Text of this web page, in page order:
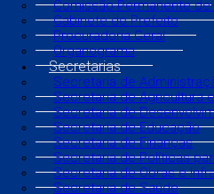
Comissão Permanente
Gabinete do Prefeito
Procuradoria Geral
Organograma
Secretarias
Secretaria de
Secretaria de Agricultura
Secretaria de
Secretaria de Educação
Secretaria de Finanças
Secretaria de Políticas
Secretaria de Obras e
Secretaria de Saúde